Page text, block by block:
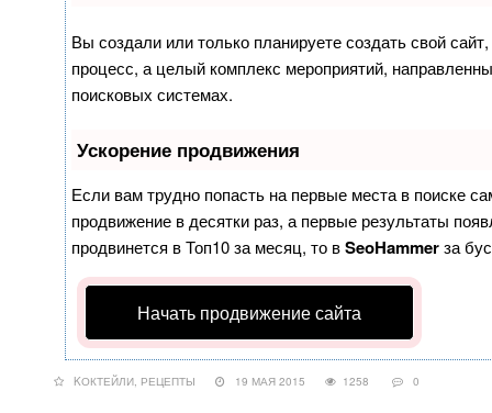
Вы создали или только планируете создать свой
процесс, а целый комплекс мероприятий,
поисковых системах.
Ускорение продвижения
Если вам трудно попасть на первые места в поиске
продвижение в десятки раз, а первые результаты
продвинется в Топ10 за месяц, то вSeoHammerза
Начать продвижение сайта
KОКТЕЙЛИ, РЕЦЕПТЫ 19 МАЯ 2015 1258 0